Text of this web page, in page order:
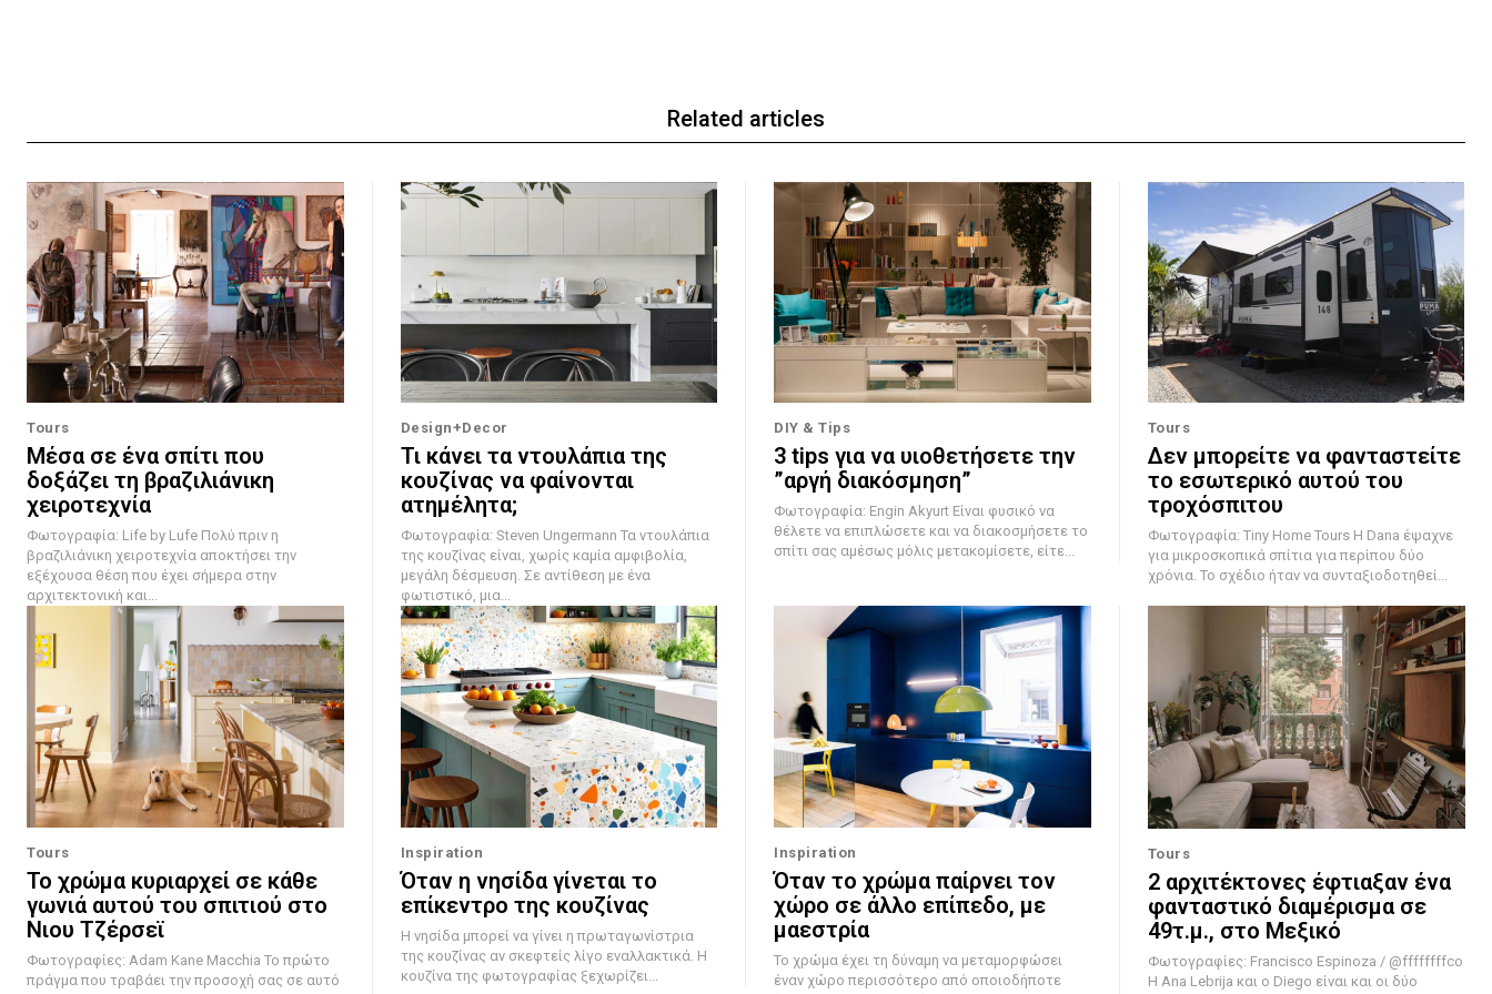
Related articles
Tours
Μέσα σε ένα σπίτι που
δοξάζει τη βραζιλιάνικη
χειροτεχνία
Φωτογραφία: Life by Lufe Πολύ πριν η
βραζιλιάνικη χειροτεχνία αποκτήσει την
εξέχουσα θέση που έχει σήμερα στην
αρχιτεκτονική και...
Design+Decor
Τι κάνει τα ντουλάπια της
κουζίνας να φαίνονται
ατημέλητα;
Φωτογραφία: Steven Ungermann Τα ντουλάπια
της κουζίνας είναι, χωρίς καμία αμφιβολία,
μεγάλη δέσμευση. Σε αντίθεση με ένα
φωτιστικό, μια...
DIY & Tips
3 tips για να υιοθετήσετε την
”αργή διακόσμηση”
Φωτογραφία: Engin Akyurt Είναι φυσικό να
θέλετε να επιπλώσετε και να διακοσμήσετε το
σπίτι σας αμέσως μόλις μετακομίσετε, είτε...
Tours
Δεν μπορείτε να φανταστείτε
το εσωτερικό αυτού του
τροχόσπιτου
Φωτογραφία: Tiny Home Tours Η Dana έψαχνε
για μικροσκοπικά σπίτια για περίπου δύο
χρόνια. Το σχέδιο ήταν να συνταξιοδοτηθεί...
Tours
Το χρώμα κυριαρχεί σε κάθε
γωνιά αυτού του σπιτιού στο
Νιου Τζέρσεϊ
Φωτογραφίες: Adam Kane Macchia Το πρώτο
πράγμα που τραβάει την προσοχή σας σε αυτό
Inspiration
Όταν η νησίδα γίνεται το
επίκεντρο της κουζίνας
Η νησίδα μπορεί να γίνει η πρωταγωνίστρια
της κουζίνας αν σκεφτείς λίγο εναλλακτικά. Η
κουζίνα της φωτογραφίας ξεχωρίζει...
Inspiration
Όταν το χρώμα παίρνει τον
χώρο σε άλλο επίπεδο, με
μαεστρία
Το χρώμα έχει τη δύναμη να μεταμορφώσει
έναν χώρο περισσότερο από οποιοδήποτε
Tours
2 αρχιτέκτονες έφτιαξαν ένα
φανταστικό διαμέρισμα σε
49τ.μ., στο Μεξικό
Φωτογραφίες: Francisco Espinoza / @ffffffffco
Η Ana Lebrija και ο Diego είναι και οι δύο